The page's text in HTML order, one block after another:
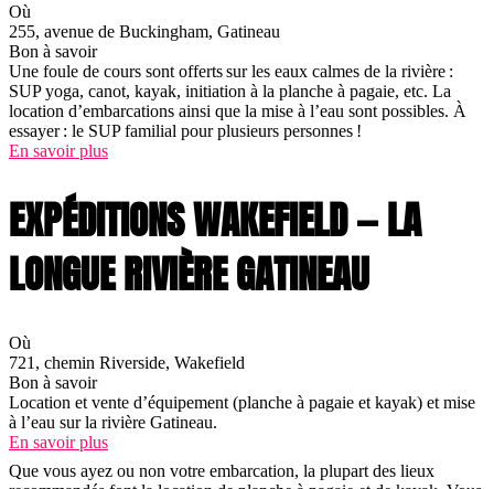
Où
255, avenue de Buckingham, Gatineau
Bon à savoir
Une foule de cours sont offerts sur les eaux calmes de la rivière :
SUP yoga, canot, kayak, initiation à la planche à pagaie, etc. La
location d’embarcations ainsi que la mise à l’eau sont possibles. À
essayer : le SUP familial pour plusieurs personnes !
En savoir plus
EXPÉDITIONS WAKEFIELD — LA
LONGUE RIVIÈRE GATINEAU
Où
721, chemin Riverside, Wakefield
Bon à savoir
Location et vente d’équipement (planche à pagaie et kayak) et mise
à l’eau sur la rivière Gatineau.
En savoir plus
Que vous ayez ou non votre embarcation, la plupart des lieux